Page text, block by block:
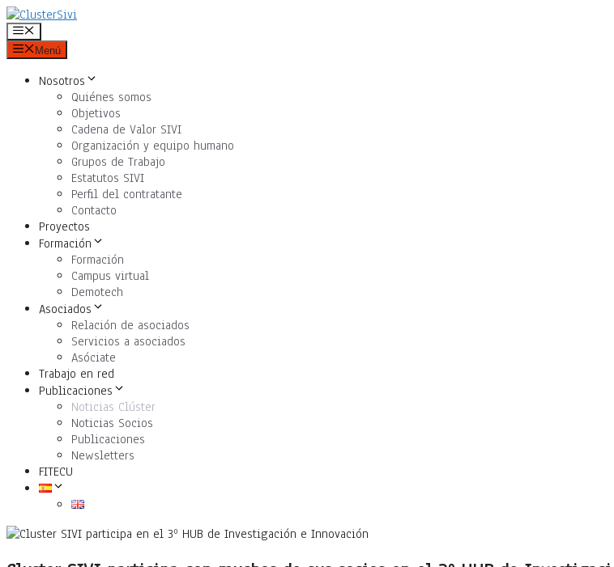
Saltar
al
contenido
Menú
Menú
Nosotros
Quiénes somos
Objetivos
Cadena de Valor SIVI
Organización y equipo humano
Grupos de Trabajo
Estatutos SIVI
Perfil del contratante
Contacto
Proyectos
Formación
Formación
Campus virtual
Demotech
Asociados
Relación de asociados
Servicios a asociados
Asóciate
Trabajo en red
Publicaciones
Noticias Clúster
Noticias Socios
Publicaciones
Newsletters
FITECU